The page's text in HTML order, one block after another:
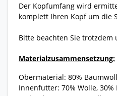
Der Kopfumfang wird
komplett Ihren Kopf um die
Bitte beachten Sie trotzdem
Materialzusammensetzung:
Obermaterial: 80%
Innenfutter: 70% Wolle, 30%